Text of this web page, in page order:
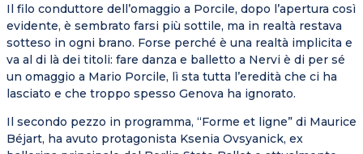
Il filo conduttore dell’omaggio a Porcile, dopo l’apertura così
evidente, è sembrato farsi più sottile, ma in realtà restava
sotteso in ogni brano. Forse perché è una realtà implicita e
va al di là dei titoli: fare danza e balletto a Nervi è di per sé
un omaggio a Mario Porcile, lì sta tutta l’eredità che ci ha
lasciato e che troppo spesso Genova ha ignorato.
Il secondo pezzo in programma, “Forme et ligne” di Maurice
Béjart, ha avuto protagonista Ksenia Ovsyanick, ex